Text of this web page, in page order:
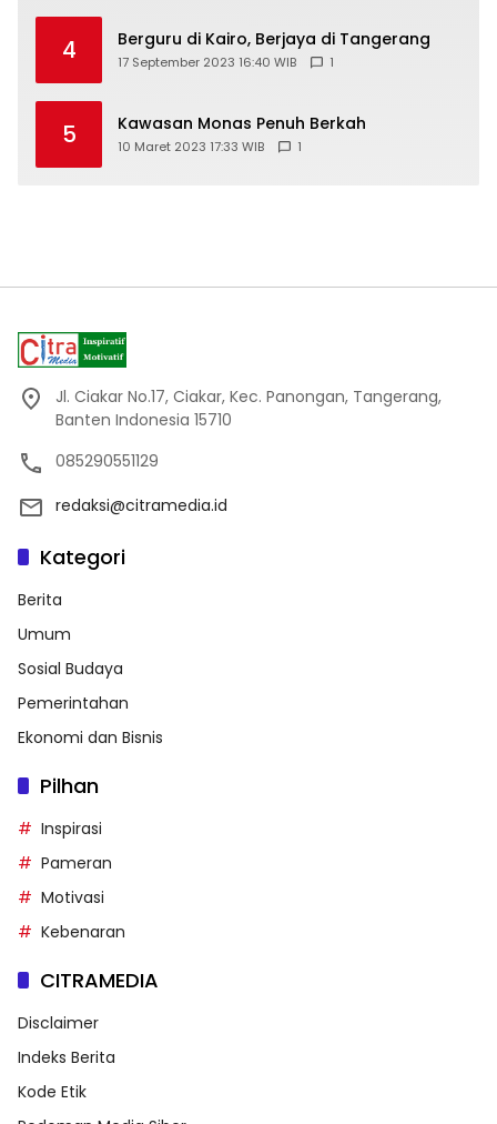
4 Berguru di Kairo, Berjaya di Tangerang
17 September 2023 16:40 WIB 1
5 Kawasan Monas Penuh Berkah
10 Maret 2023 17:33 WIB 1
Jl. Ciakar No.17, Ciakar, Kec. Panongan, Tangerang,
Banten Indonesia 15710
085290551129
redaksi@citramedia.id
Kategori
Berita
Umum
Sosial Budaya
Pemerintahan
Ekonomi dan Bisnis
Pilhan
Inspirasi
Pameran
Motivasi
Kebenaran
CITRAMEDIA
Disclaimer
Indeks Berita
Kode Etik